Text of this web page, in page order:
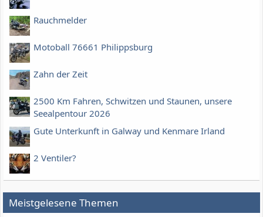
Rauchmelder
Motoball 76661 Philippsburg
Zahn der Zeit
2500 Km Fahren, Schwitzen und Staunen, unsere
Seealpentour 2026
Gute Unterkunft in Galway und Kenmare Irland
2 Ventiler?
Meistgelesene Themen